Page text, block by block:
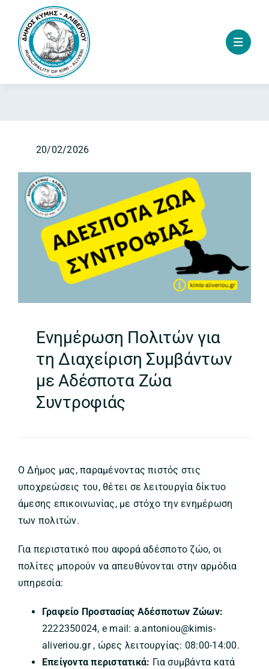
content
20/02/2026
Ενημέρωση Πολιτών για
τη Διαχείριση Συμβάντων
με Αδέσποτα Ζώα
Συντροφιάς
Ο Δήμος μας, παραμένοντας πιστός στις
υποχρεώσεις του, θέτει σε λειτουργία δίκτυο
άμεσης επικοινωνίας, με στόχο την ενημέρωση
των πολιτών.
Για περιστατικό που αφορά αδέσποτο ζώο, οι
πολίτες μπορούν να απευθύνονται στην αρμόδια
υπηρεσία:
Γραφείο Προστασίας Αδέσποτων Ζώων:
2222350024, e mail: a.antoniou@kimis-
aliveriou.gr , ώρες λειτουργίας: 08:00-14:00.
Επείγοντα περιστατικά: Για συμβάντα κατά